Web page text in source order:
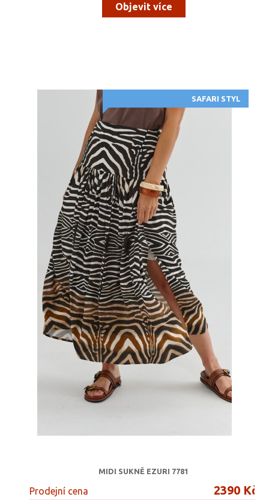
Objevit více
SAFARI STYL
MIDI SUKNĚ EZURI 7781
Prodejní cena 2390 Kč